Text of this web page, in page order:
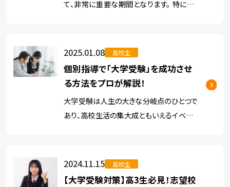
て、非常に重要な期間となります。 特に、高
しかし、「どのように勉強計画を作ればよい
かわからない」 […]
2025.01.08 高校生
個別指導で「大学受験」を成功させ
る方法をプロが解説！
大学受験は人生の大きな分岐点のひとつで
あり、高校生活の集大成ともいえるイベント
合った勉強方法が欠かせません。 特に、近年
2024.11.15 高校生
【大学受験対策】高3生必見！志望校